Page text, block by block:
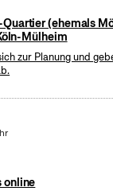
(ehemals
Mülheim
zur Planung und
online